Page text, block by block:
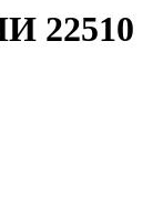
22510